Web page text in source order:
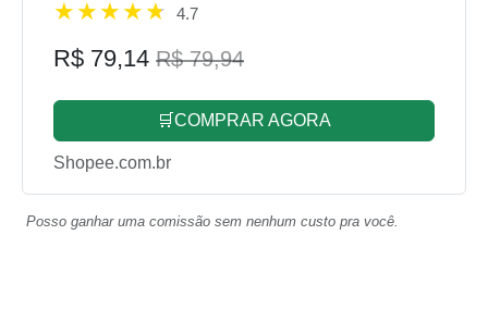
4.7
R$ 79,14 R$ 79,94
🛒COMPRAR AGORA
Shopee.com.br
Posso ganhar uma comissão sem nenhum custo pra você.